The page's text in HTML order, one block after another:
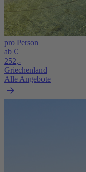
pro Person
ab €
252,-
Griechenland
Alle Angebote